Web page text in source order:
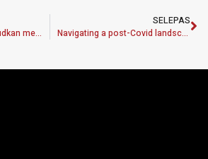
Muhyiddin cadang wujudkan mekanisme baharu agih bantuan
SELEPAS
Navigating a post-Covid landscape